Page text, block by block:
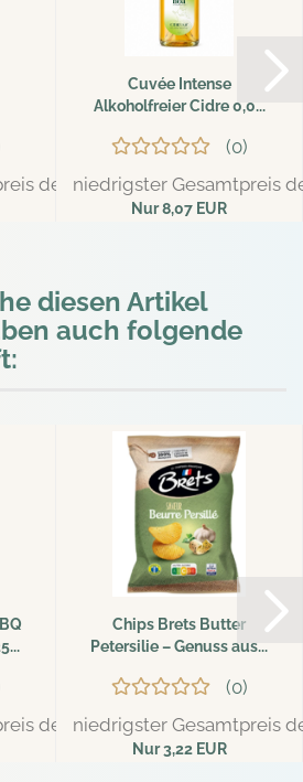
der letzten 30 Tage: 6,95 EUR
Cuvée Intense
Alkoholfreier Cidre 0,0...
0
niedrigster Gesamtpreis
Nur 8,07 EUR
diesen Artikel
auch folgende
der letzten 30 Tage: 3,49 EUR
Chips Brets Butter
Petersilie – Genuss aus...
0
niedrigster Gesamtpreis
Nur 3,22 EUR